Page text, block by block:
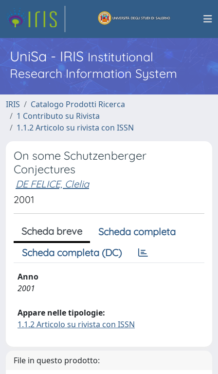
UniSa - IRISInstitutional
Research Information System
IRIS
Catalogo Prodotti Ricerca
1 Contributo su Rivista
1.1.2 Articolo su rivista con ISSN
On some Schutzenberger
Conjectures
DE FELICE, Clelia
2001
Scheda breve
Scheda completa
Scheda completa (DC)
Anno
2001
Appare nelle tipologie:
1.1.2 Articolo su rivista con ISSN
File in questo prodotto: